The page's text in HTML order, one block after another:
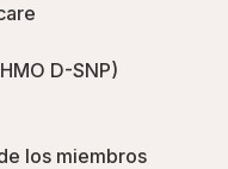
D-SNP)
los miembros